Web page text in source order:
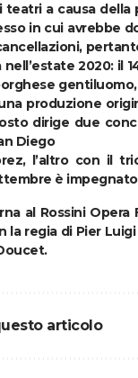
teatri a causa della
in cui avrebbe
nell’estate 2020: il
produzione
dirige due
Diego
l’altro con il
è impegnato
al Rossini
la regia di Pier
articolo